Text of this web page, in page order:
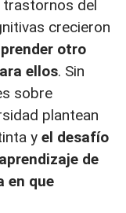
trastornos del
crecieron
otro
ellos. Sin
sobre
plantean
y el desafío
de
en que